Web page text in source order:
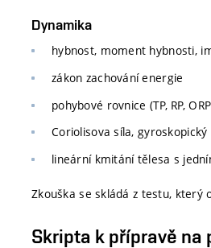
Dynamika
hybnost, moment hybnosti,
zákon zachování energie
pohybové rovnice (TP, RP,
Coriolisova síla,
lineární kmitání tělesa s
Zkouška se skládá z testu, který
Skripta k přípravě na